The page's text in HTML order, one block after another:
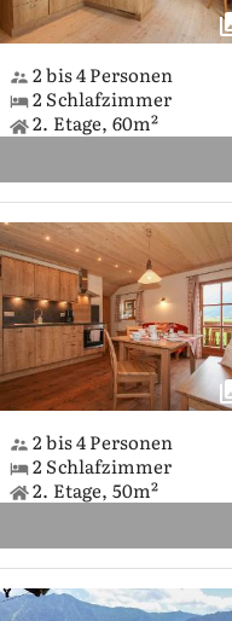
2 bis 4 Personen
2 Schlafzimmer
2. Etage, 60m²
2 bis 4 Personen
2 Schlafzimmer
2. Etage, 50m²